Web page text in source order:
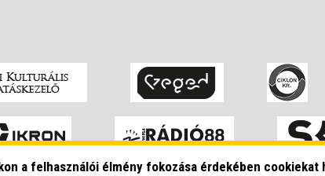
a felhasználói élmény fokozása érdekében cookiekat